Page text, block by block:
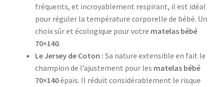
fréquents, et incroyablement respirant, il est idéal
pour réguler la température corporelle de bébé. Un
choix sûr et écologique pour votre matelas bébé
70×140.
Le Jersey de Coton : Sa nature extensible en fait le
champion de l’ajustement pour les matelas bébé
70×140épais. Il réduit considérablement le risque